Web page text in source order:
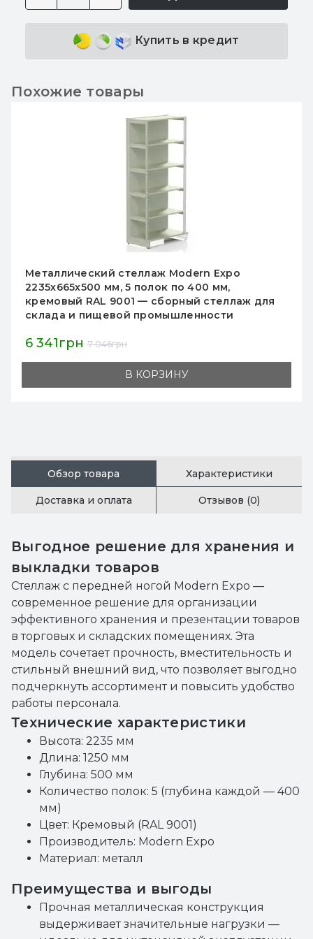
Купить в кредит
Похожие товары
Металлический стеллаж Modern Expo
2235х665х500 мм, 5 полок по 400 мм,
кремовый RAL 9001 — сборный стеллаж для
склада и пищевой промышленности
6 341грн 7 046грн
В КОРЗИНУ
Обзор товара Характеристики
Доставка и оплата Отзывов (0)
Выгодное решение для хранения и
выкладки товаров
Стеллаж с передней ногой Modern Expo —
современное решение для организации
эффективного хранения и презентации товаров
в торговых и складских помещениях. Эта
модель сочетает прочность, вместительность и
стильный внешний вид, что позволяет выгодно
подчеркнуть ассортимент и повысить удобство
работы персонала.
Технические характеристики
Высота: 2235 мм
Длина: 1250 мм
Глубина: 500 мм
Количество полок: 5 (глубина каждой — 400
мм)
Цвет: Кремовый (RAL 9001)
Производитель: Modern Expo
Материал: металл
Преимущества и выгоды
Прочная металлическая конструкция
выдерживает значительные нагрузки —